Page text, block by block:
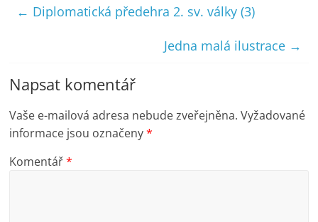
← Diplomatická předehra 2. sv. války (3)
Jedna malá ilustrace →
Napsat komentář
Vaše e-mailová adresa nebude zveřejněna. Vyžadované
informace jsou označeny*
Komentář*